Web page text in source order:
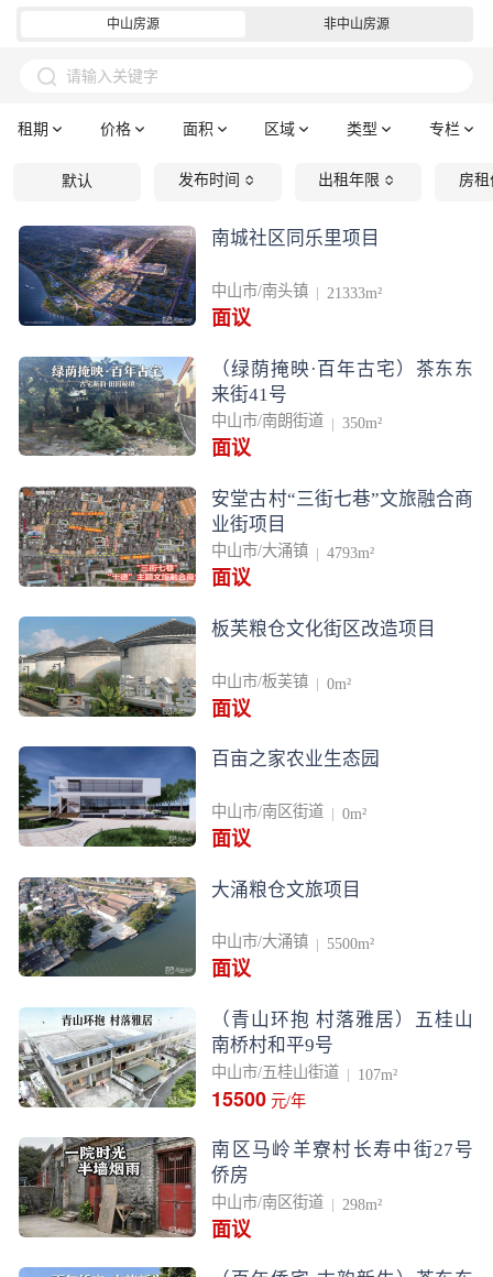
中山房源 非中山房源
请输入关键字
租期 价格 面积 区域 类型 专栏
默认 发布时间 出租年限 房
南城社区同乐里项目
中山市/南头镇 21333m²
面议
（绿荫掩映·百年古宅）茶东东
来街41号
中山市/南朗街道 350m²
面议
安堂古村“三街七巷”文旅融合商
业街项目
中山市/大涌镇 4793m²
面议
板芙粮仓文化街区改造项目
中山市/板芙镇 0m²
面议
百亩之家农业生态园
中山市/南区街道 0m²
面议
大涌粮仓文旅项目
中山市/大涌镇 5500m²
面议
（青山环抱 村落雅居）五桂山
南桥村和平9号
中山市/五桂山街道 107m²
15500 元/年
南区马岭羊寮村长寿中街27号
侨房
中山市/南区街道 298m²
面议